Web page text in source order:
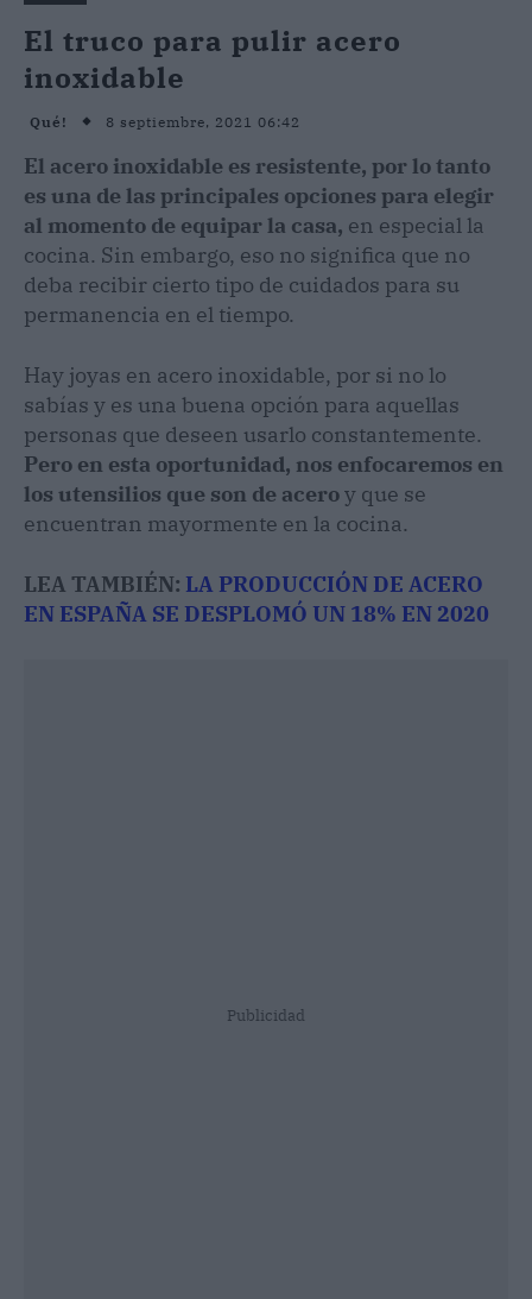
El truco para pulir acero
inoxidable
Qué! 8 septiembre, 2021 06:42
El acero inoxidable es resistente, por lo tanto
es una de las principales opciones para elegir
al momento de equipar la casa, en especial la
cocina. Sin embargo, eso no significa que no
deba recibir cierto tipo de cuidados para su
permanencia en el tiempo.
Hay joyas en acero inoxidable, por si no lo
sabías y es una buena opción para aquellas
personas que deseen usarlo constantemente.
Pero en esta oportunidad, nos enfocaremos en
los utensilios que son de aceroy que se
encuentran mayormente en la cocina.
LEA TAMBIÉN: LA PRODUCCIÓN DE ACERO
EN ESPAÑA SE DESPLOMÓ UN 18% EN 2020
Publicidad